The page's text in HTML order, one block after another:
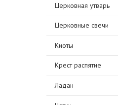
Церковная утварь
Церковные свечи
Киоты
Крест распятие
Ладан